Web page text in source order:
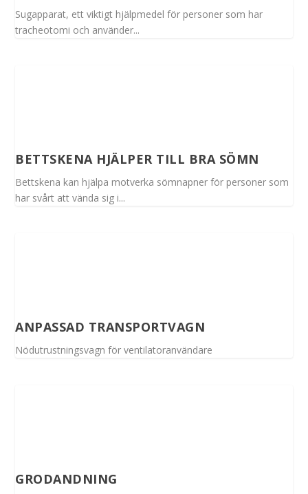
Sugapparat, ett viktigt hjälpmedel för personer som har
tracheotomi och använder...
BETTSKENA HJÄLPER TILL BRA SÖMN
Bettskena kan hjälpa motverka sömnapner för personer som
har svårt att vända sig i...
ANPASSAD TRANSPORTVAGN
Nödutrustningsvagn för ventilatoranvändare
GRODANDNING